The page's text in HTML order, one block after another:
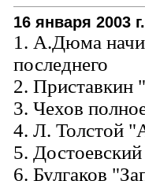
16 января 2003
1. А.Дюма
последнего
2. Приставкин
3. Чехов
4. Л. Толстой
5.
6. Булгаков